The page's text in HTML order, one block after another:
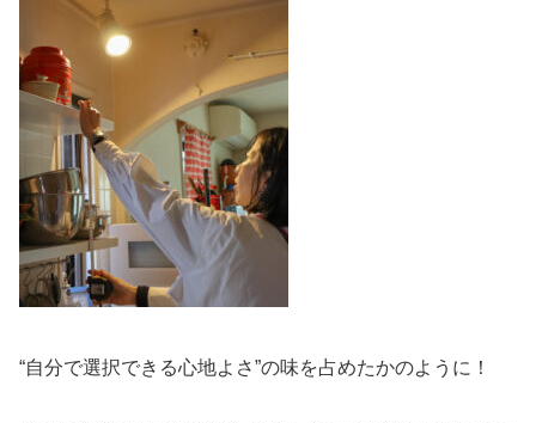
“自分で選択できる心地よさ”の味を占めたかのように！